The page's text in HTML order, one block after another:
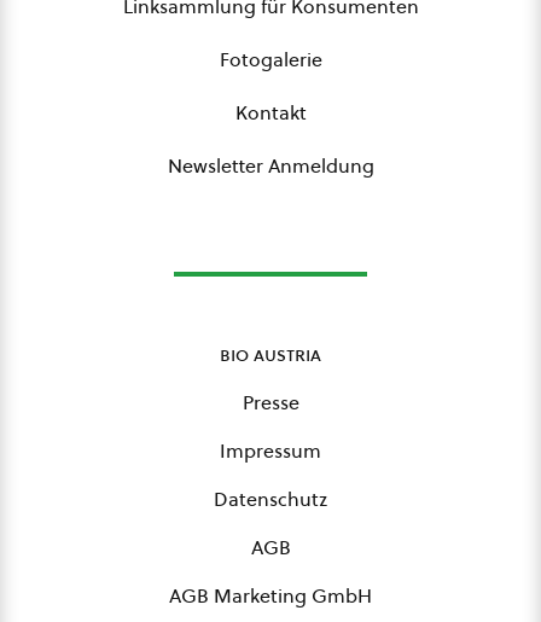
Linksammlung für Konsumenten
Fotogalerie
Kontakt
Newsletter Anmeldung
bio austria
Presse
Impressum
Datenschutz
AGB
AGB Marketing GmbH